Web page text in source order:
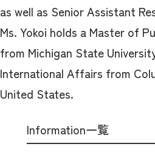
as well as Senior Assistant
Ms. Yokoi holds a Master of
from Michigan State
International Affairs from
United States.
Information一覧